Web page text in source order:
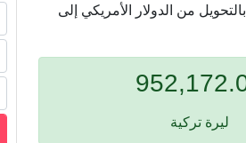
من الدولار الأمريكي إلى
ليرة تركية